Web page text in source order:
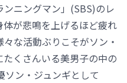
ニングマン」(SBS)のレ
が悲鳴を上げるほど疲れ
な活動ぶりこそがソン・
くさんいる美男子の中の
ン・ジュンギとして